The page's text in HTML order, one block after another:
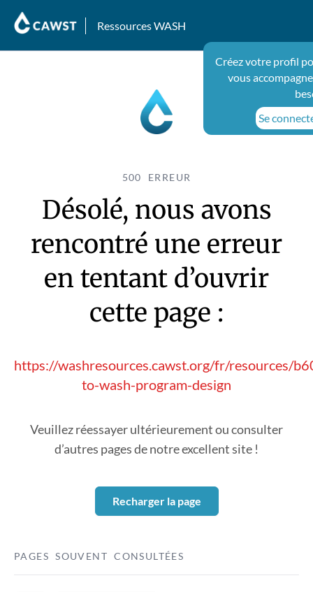
Ressources WASH
Créez votre profil
vous
Se
500 ERREUR
Désolé, nous avons
rencontré une erreur
en tentant d’ouvrir
cette page :
https://washresources.cawst.org/fr/resources/
to-wash-program-design
Veuillez réessayer ultérieurement ou consulter
d’autres pages de notre excellent site !
Recharger la page
PAGES SOUVENT CONSULTÉES